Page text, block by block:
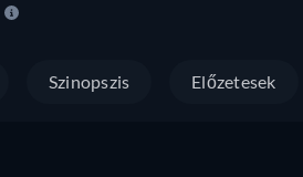
Szinopszis Előzetesek